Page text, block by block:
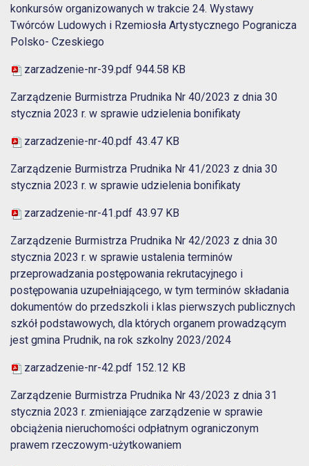
konkursów organizowanych w trakcie 24. Wystawy
Twórców Ludowych i Rzemiosła Artystycznego Pogranicza
Polsko- Czeskiego
zarzadzenie-nr-39.pdf 944.58 KB
Zarządzenie Burmistrza Prudnika Nr 40/2023 z dnia 30
stycznia 2023 r. w sprawie udzielenia bonifikaty
zarzadzenie-nr-40.pdf 43.47 KB
Zarządzenie Burmistrza Prudnika Nr 41/2023 z dnia 30
stycznia 2023 r. w sprawie udzielenia bonifikaty
zarzadzenie-nr-41.pdf 43.97 KB
Zarządzenie Burmistrza Prudnika Nr 42/2023 z dnia 30
stycznia 2023 r. w sprawie ustalenia terminów
przeprowadzania postępowania rekrutacyjnego i
postępowania uzupełniającego, w tym terminów składania
dokumentów do przedszkoli i klas pierwszych publicznych
szkół podstawowych, dla których organem prowadzącym
jest gmina Prudnik, na rok szkolny 2023/2024
zarzadzenie-nr-42.pdf 152.12 KB
Zarządzenie Burmistrza Prudnika Nr 43/2023 z dnia 31
stycznia 2023 r. zmieniające zarządzenie w sprawie
obciążenia nieruchomości odpłatnym ograniczonym
prawem rzeczowym-użytkowaniem